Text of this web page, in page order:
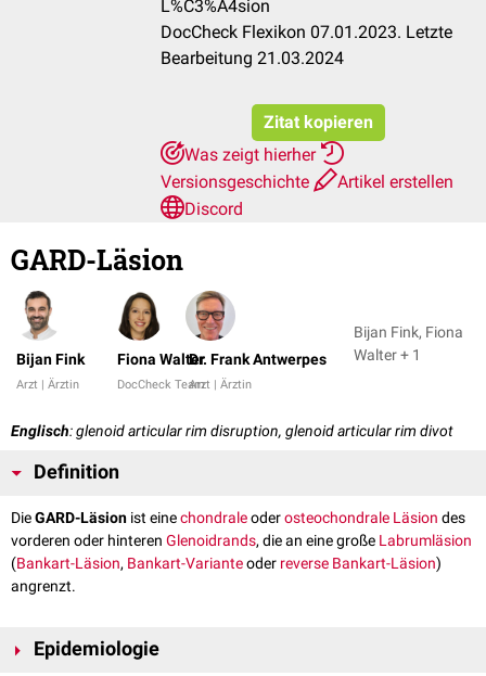
L%C3%A4sion
DocCheck Flexikon 07.01.2023. Letzte
Bearbeitung 21.03.2024
Zitat kopieren
Was zeigt hierher
Versionsgeschichte
Artikel erstellen
Discord
GARD-Läsion
Bijan Fink
Arzt | Ärztin
Fiona Walter
DocCheck Team
Dr. Frank Antwerpes
Arzt | Ärztin
Bijan Fink, Fiona
Walter + 1
Englisch: glenoid articular rim disruption, glenoid articular rim divot
Definition
DieGARD-Läsion ist einechondraleoderosteochondrale Läsion des
vorderen oder hinteren Glenoidrands, die an eine große Labrumläsion
(Bankart-Läsion, Bankart-Varianteoder reverse Bankart-Läsion)
angrenzt.
Epidemiologie